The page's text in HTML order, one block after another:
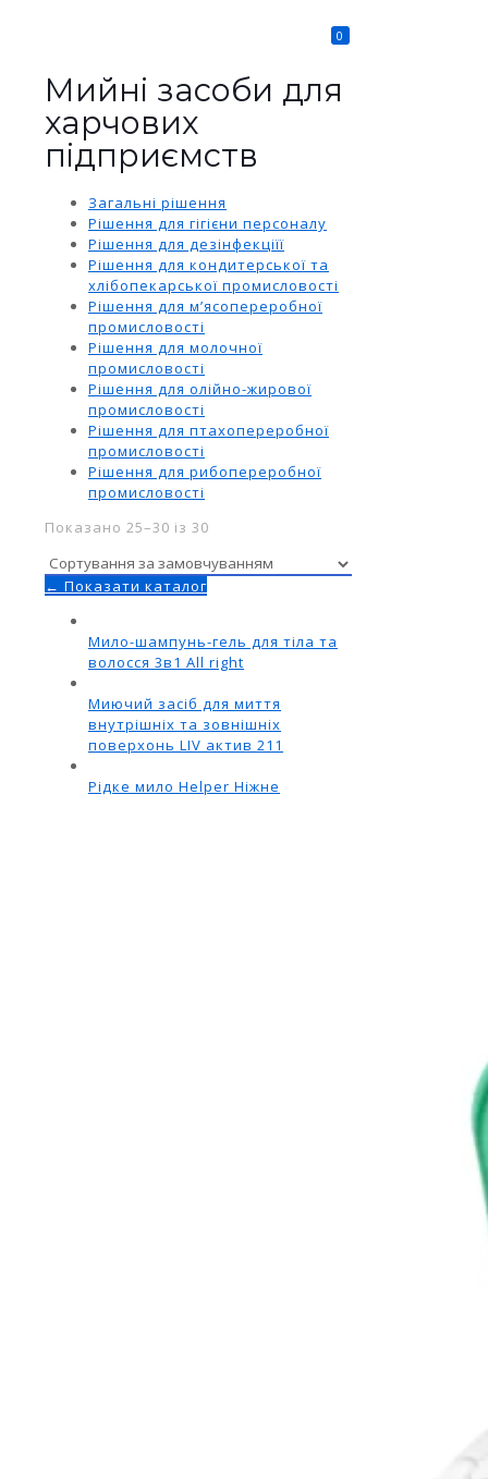
0
Мийні засоби для
харчових
підприємств
Загальні рішення
Рішення для гігієни персоналу
Рішення для дезінфекціїї
Рішення для кондитерської та
хлібопекарської промисловості
Рішення для м’ясопереробної
промисловості
Рішення для молочної
промисловості
Рішення для олійно-жирової
промисловості
Рішення для птахопереробної
промисловості
Рішення для рибопереробної
промисловості
Показано 25–30 із 30
← Показати каталог
Мило-шампунь-гель для тіла та
волосся 3в1 All right
Миючий засіб для миття
внутрішніх та зовнішніх
поверхонь LIV актив 211
Рідке мило Helper Ніжне